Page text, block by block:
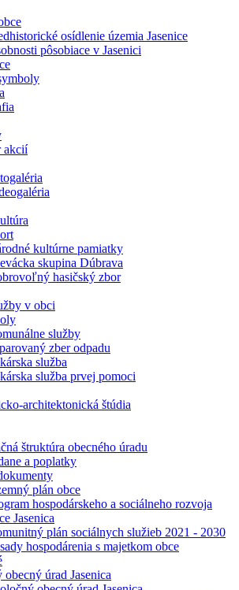
osídlenie územia Jasenice
pôsobiace v Jasenici
akcií
kultúrne pamiatky
skupina Dúbrava
hasičský zbor
v obci
služby
zber odpadu
služba
služba prvej pomoci
architektonická štúdia
štruktúra obecného úradu
a poplatky
plán obce
hospodárskeho a sociálneho rozvoja
Jasenica
plán sociálnych služieb 2021 - 2030
hospodárenia s majetkom obce
obecný úrad Jasenica